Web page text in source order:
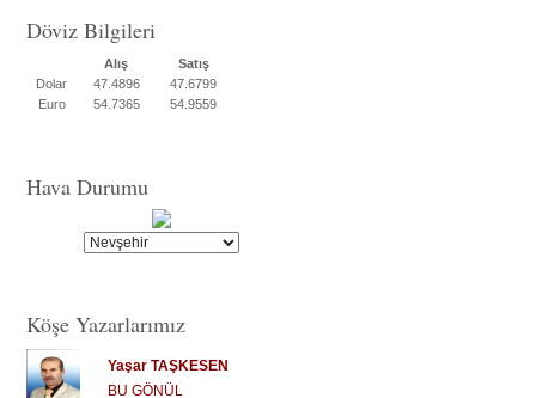
Döviz Bilgileri
Alış
Satış
Dolar
47.4896
47.6799
Euro
54.7365 54.9559
Hava Durumu
Köşe Yazarlarımız
Yaşar TAŞKESEN
BU GÖNÜL